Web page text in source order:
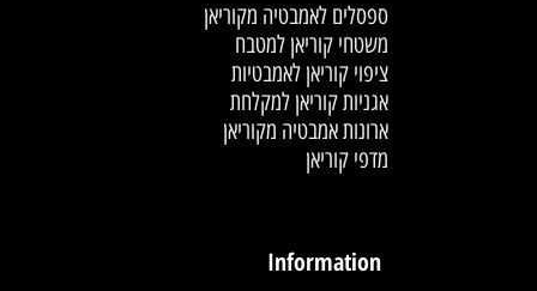
ספסלים לאמבטיה מקוריאן
משטחי קוריאן למטבח
ציפוי קוריאן לאמבטיות
אגניות קוריאן למקלחת
ארונות אמבטיה מקוריאן
מדפי קוריאן
Information